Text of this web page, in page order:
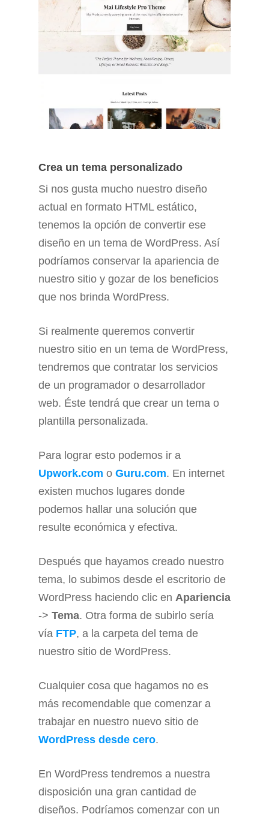
Crea un tema personalizado
Si nos gusta mucho nuestro diseño
actual en formato HTML estático,
tenemos la opción de convertir ese
diseño en un tema de WordPress. Así
podríamos conservar la apariencia de
nuestro sitio y gozar de los beneficios
que nos brinda WordPress.
Si realmente queremos convertir
nuestro sitio en un tema de WordPress,
tendremos que contratar los servicios
de un programador o desarrollador
web. Éste tendrá que crear un tema o
plantilla personalizada.
Para lograr esto podemos ir a
Upwork.com o Guru.com. En internet
existen muchos lugares donde
podemos hallar una solución que
resulte económica y efectiva.
Después que hayamos creado nuestro
tema, lo subimos desde el escritorio de
WordPress haciendo clic en Apariencia
-> Tema. Otra forma de subirlo sería
vía FTP, a la carpeta del tema de
nuestro sitio de WordPress.
Cualquier cosa que hagamos no es
más recomendable que comenzar a
trabajar en nuestro nuevo sitio de
WordPress desde cero.
En WordPress tendremos a nuestra
disposición una gran cantidad de
diseños. Podríamos comenzar con un